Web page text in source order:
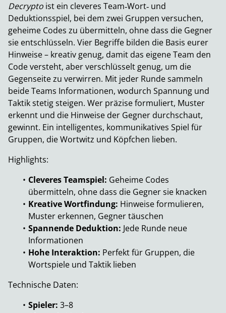
Decrypto ist ein cleveres Team‑Wort‑ und
Deduktionsspiel, bei dem zwei Gruppen versuchen,
geheime Codes zu übermitteln, ohne dass die Gegner
sie entschlüsseln. Vier Begriffe bilden die Basis eurer
Hinweise – kreativ genug, damit das eigene Team den
Code versteht, aber verschlüsselt genug, um die
Gegenseite zu verwirren. Mit jeder Runde sammeln
beide Teams Informationen, wodurch Spannung und
Taktik stetig steigen. Wer präzise formuliert, Muster
erkennt und die Hinweise der Gegner durchschaut,
gewinnt. Ein intelligentes, kommunikatives Spiel für
Gruppen, die Wortwitz und Köpfchen lieben.
Highlights:
Cleveres Teamspiel: Geheime Codes
übermitteln, ohne dass die Gegner sie knacken
Kreative Wortfindung: Hinweise formulieren,
Muster erkennen, Gegner täuschen
Spannende Deduktion: Jede Runde neue
Informationen
Hohe Interaktion: Perfekt für Gruppen, die
Wortspiele und Taktik lieben
Technische Daten:
Spieler: 3–8